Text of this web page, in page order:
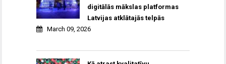
digitālās mākslas platformas
Latvijas atklātajās telpās
March 09, 2026